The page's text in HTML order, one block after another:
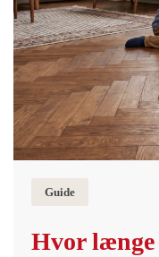
Guide
Hvor længe